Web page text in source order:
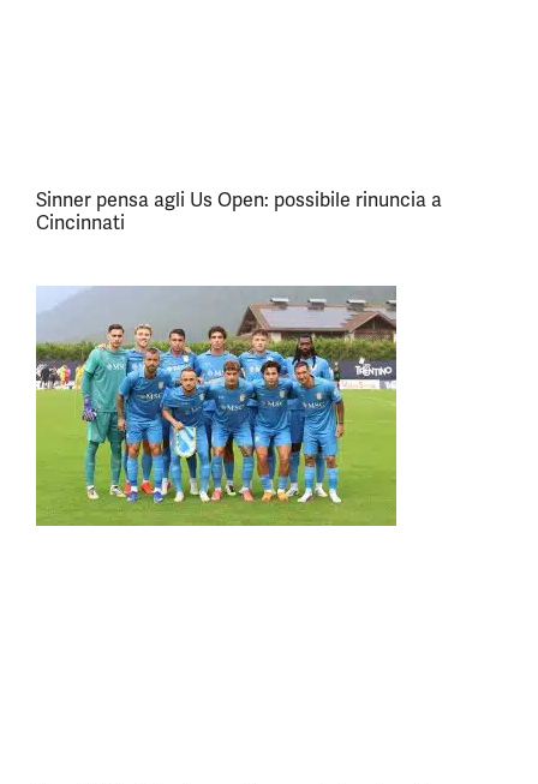
Sinner pensa agli Us Open: possibile rinuncia a
Cincinnati